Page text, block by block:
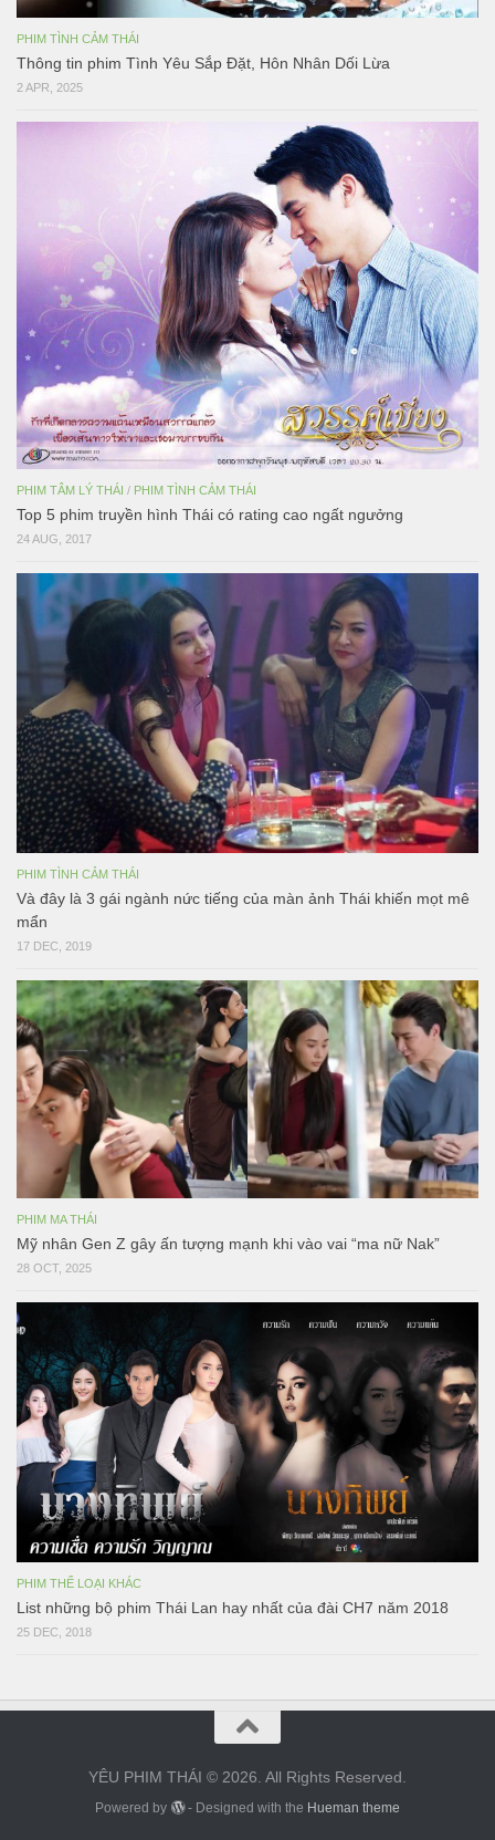
PHIM TÌNH CẢM THÁI
Thông tin phim Tình Yêu Sắp Đặt, Hôn Nhân Dối Lừa
2 APR, 2025
PHIM TÂM LÝ THÁI / PHIM TÌNH CẢM THÁI
Top 5 phim truyền hình Thái có rating cao ngất ngưởng
24 AUG, 2017
PHIM TÌNH CẢM THÁI
Và đây là 3 gái ngành nức tiếng của màn ảnh Thái khiến mọt mê
mẩn
17 DEC, 2019
PHIM MA THÁI
Mỹ nhân Gen Z gây ấn tượng mạnh khi vào vai “ma nữ Nak”
28 OCT, 2025
PHIM THỂ LOẠI KHÁC
List những bộ phim Thái Lan hay nhất của đài CH7 năm 2018
25 DEC, 2018
YÊU PHIM THÁI © 2026. All Rights Reserved.
Powered by - Designed with the Hueman theme